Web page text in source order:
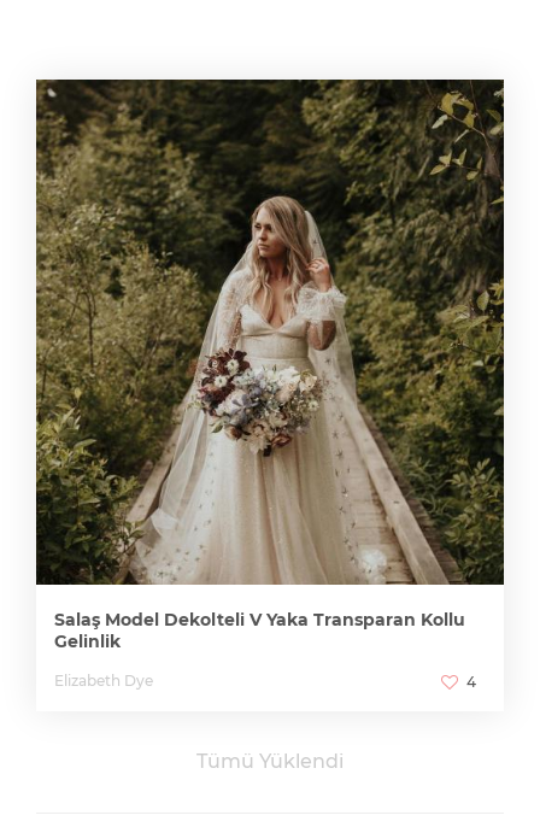
Salaş Model Dekolteli V Yaka Transparan Kollu
Gelinlik
Elizabeth Dye 4
Tümü Yüklendi